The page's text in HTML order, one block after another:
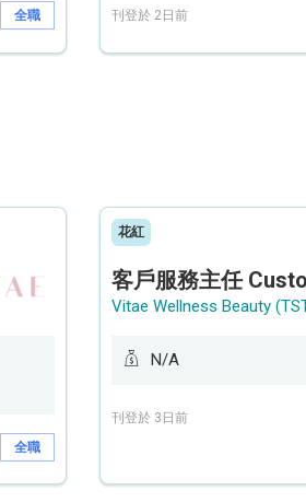
全職 刊登於 2日前
全職
花紅
N/A
刊登於 3日前